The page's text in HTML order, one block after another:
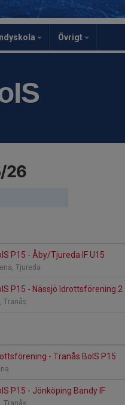
Övrigt
26
P15 - Åby/Tjureda IF U15
Tjureda
P15 - Nässjö Idrottsförening 2
Tranås
- Tranås BoIS P15
P15 - Jönköping Bandy IF
Tranås